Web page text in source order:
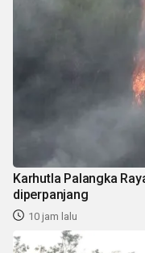
Karhutla Palangka
diperpanjang
10 jam lalu